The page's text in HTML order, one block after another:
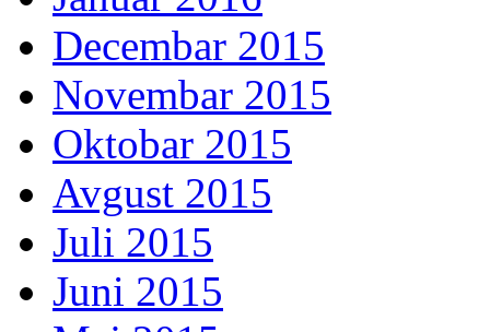
Decembar 2015
Novembar 2015
Oktobar 2015
Avgust 2015
Juli 2015
Juni 2015